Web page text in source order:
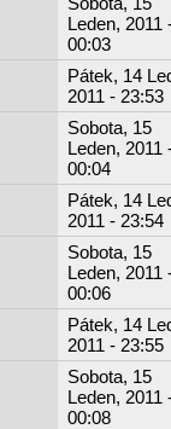
Leden, 2011
00:03
Pátek, 14
2011 - 23:53
Sobota, 15
Leden, 2011
00:04
Pátek, 14
2011 - 23:54
Sobota, 15
Leden, 2011
00:06
Pátek, 14
2011 - 23:55
Sobota, 15
Leden, 2011
00:08